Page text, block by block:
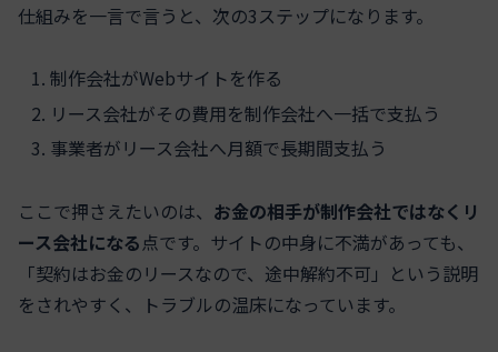
仕組みを一言で言うと、次の3ステップになります。
制作会社がWebサイトを作る
リース会社がその費用を制作会社へ一括で支払う
事業者がリース会社へ月額で長期間支払う
ここで押さえたいのは、 お金の相手が制作会社ではなくリ
ース会社になる点です。サイトの中身に不満があっても、
「契約はお金のリースなので、途中解約不可」という説明
をされやすく、トラブルの温床になっています。